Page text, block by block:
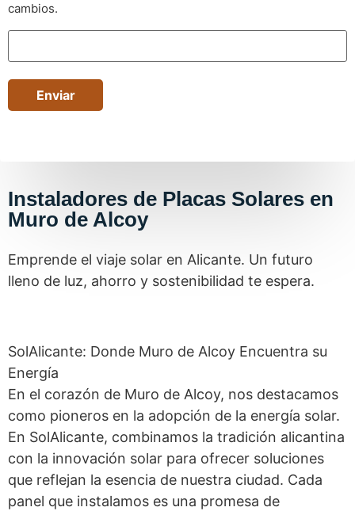
Instaladores de Placas Solares en
Muro de Alcoy
Emprende el viaje solar en Alicante. Un futuro
lleno de luz, ahorro y sostenibilidad te espera.
SolAlicante: Donde Muro de Alcoy Encuentra su
Energía
En el corazón de Muro de Alcoy, nos destacamos
como pioneros en la adopción de la energía solar.
En SolAlicante, combinamos la tradición alicantina
con la innovación solar para ofrecer soluciones
que reflejan la esencia de nuestra ciudad. Cada
panel que instalamos es una promesa de
cambios.